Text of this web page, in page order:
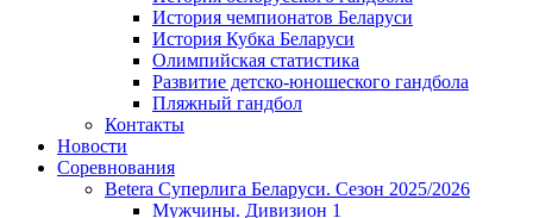
История чемпионатов Беларуси
История Кубка Беларуси
Олимпийская статистика
Развитие детско-юношеского гандбола
Пляжный гандбол
Контакты
Новости
Соревнования
Betera Суперлига Беларуси. Сезон 2025/2026
Мужчины. Дивизион 1